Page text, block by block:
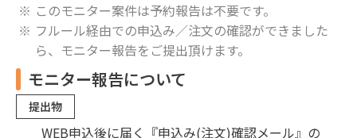
このモニター案件は予約報告は不要です。
フルール経由での申込み／注文の確認ができました
ら、モニター報告をご提出頂けます。
モニター報告について
提出物
WEB申込後に届く『申込み(注文)確認メール』の